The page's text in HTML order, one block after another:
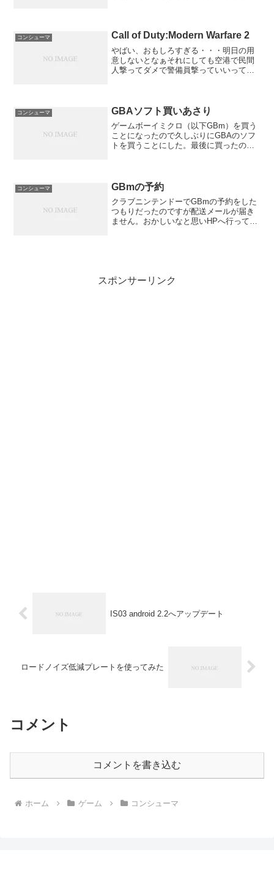
コンシューマ Call of Duty:Modern Warfare 2
やばい、おもしろすぎる・・・明日の用
意しないとなぁそれにしても空港で民間
人撃ってダメで警備員撃っていいってど
コンシューマ GBAソフト買いあさり
ゲームボーイミクロ（以下GBm）を買う
ことになったので久しぶりにGBAのソフ
トを買うことにした。最後に買ったのは
てなかった。一番...
コンシューマ GBmの予約
クラブニンテンドーでGBmの予約をした
つもりだったのですが配送メールが届き
ません。おかしいなと思いHPへ行ってみ
スポンサーリンク
IS03 android 2.2へアップデート
ロードノイズ低減プレートを使ってみた
コメント
コメントを書き込む
ホーム ゲーム コンシューマ